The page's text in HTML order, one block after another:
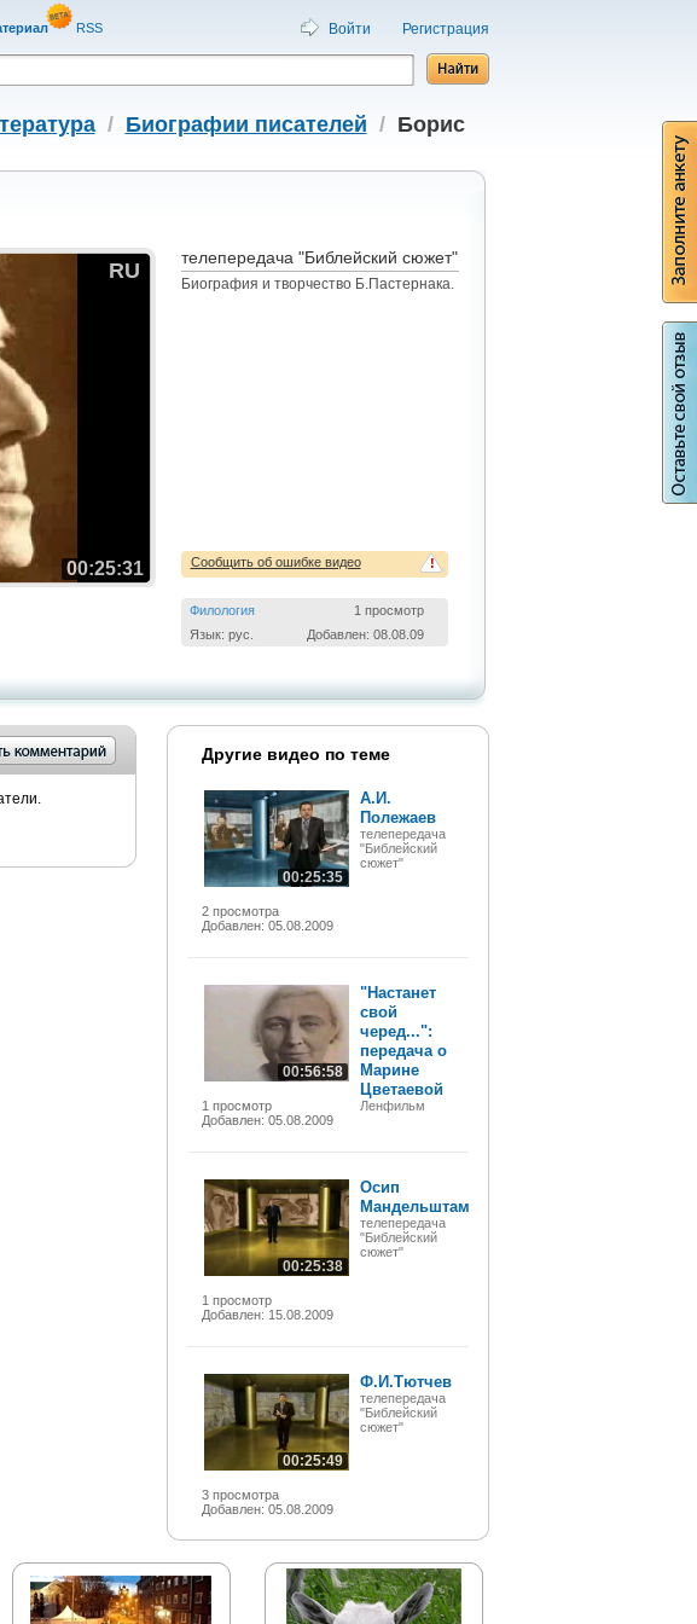
RSS Войти Регистрация
/ Биографии писателей / Борис
RU
00:25:31
телепередача "Библейский сюжет"
Биография и творчество Б.Пастернака.
!
Сообщить об ошибке видео
Филология
1 просмотр
Язык: рус.
Добавлен: 08.08.09
Другие видео по теме
00:25:35
2 просмотра
Добавлен: 05.08.2009
А.И.
Полежаев
телепередача
"Библейский
сюжет"
00:56:58
1 просмотр
Добавлен: 05.08.2009
"Настанет
свой
черед...":
передача о
Марине
Цветаевой
Ленфильм
00:25:38
1 просмотр
Добавлен: 15.08.2009
Осип
Мандельштам
телепередача
"Библейский
сюжет"
00:25:49
3 просмотра
Добавлен: 05.08.2009
Ф.И.Тютчев
телепередача
"Библейский
сюжет"